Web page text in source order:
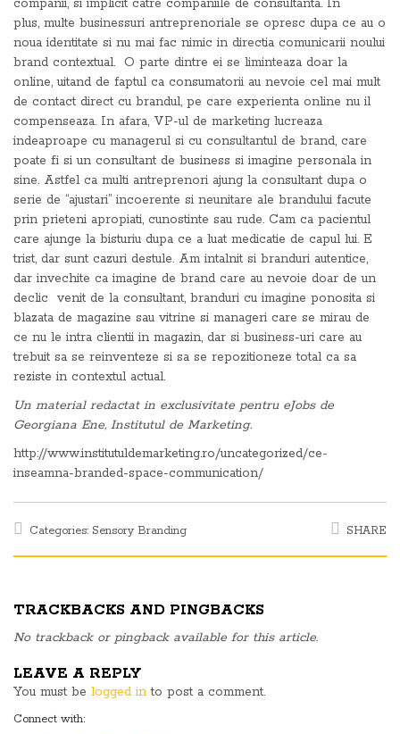
companii, si implicit catre companiile de consultanta. In
plus, multe businessuri antreprenoriale se opresc dupa ce au o
noua identitate si nu mai fac nimic in directia comunicarii noului
brand contextual. O parte dintre ei se liminteaza doar la
online, uitand de faptul ca consumatorii au nevoie cel mai mult
de contact direct cu brandul, pe care experienta online nu il
compenseaza. In afara, VP-ul de marketing lucreaza
indeaproape cu managerul si cu consultantul de brand, care
poate fi si un consultant de business si imagine personala in
sine. Astfel ca multi antreprenori ajung la consultant dupa o
serie de “ajustari” incoerente si neunitare ale brandului facute
prin prieteni apropiati, cunostinte sau rude. Cam ca pacientul
care ajunge la bisturiu dupa ce a luat medicatie de capul lui. E
trist, dar sunt cazuri destule. Am intalnit si branduri autentice,
dar invechite ca imagine de brand care au nevoie doar de un
declic venit de la consultant, branduri cu imagine ponosita si
blazata de magazine sau vitrine si manageri care se mirau de
ce nu le intra clientii in magazin, dar si business-uri care au
trebuit sa se reinventeze si sa se repozitioneze total ca sa
reziste in contextul actual.
Un material redactat in exclusivitate pentru eJobs de
Georgiana Ene, Institutul de Marketing.
http://www.institutuldemarketing.ro/uncategorized/ce-
inseamna-branded-space-communication/
Categories: Sensory Branding SHARE
TRACKBACKS AND PINGBACKS
No trackback or pingback available for this article.
LEAVE A REPLY
You must be logged in to post a comment.
Connect with: